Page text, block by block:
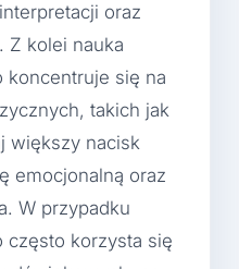
oraz
Z kolei nauka
się na
takich jak
większy nacisk
emocjonalną oraz
W przypadku
korzysta się